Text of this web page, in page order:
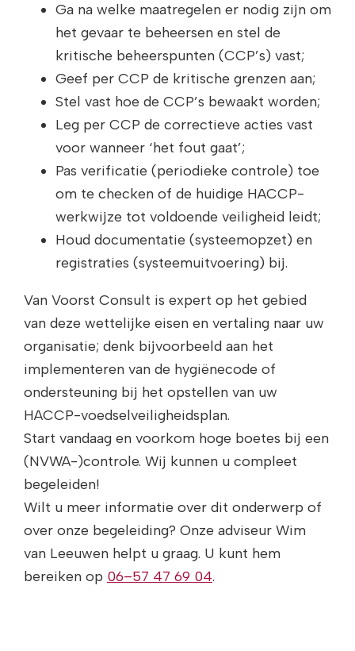
Ga na welke maatregelen er nodig zijn om
het gevaar te beheersen en stel de
kritische beheerspunten (CCP’s) vast;
Geef per CCP de kritische grenzen aan;
Stel vast hoe de CCP’s bewaakt worden;
Leg per CCP de correctieve acties vast
voor wanneer ‘het fout gaat’;
Pas verificatie (periodieke controle) toe
om te checken of de huidige HACCP-
werkwijze tot voldoende veiligheid leidt;
Houd documentatie (systeemopzet) en
registraties (systeemuitvoering) bij.
Van Voorst Consult is expert op het gebied
van deze wettelijke eisen en vertaling naar uw
organisatie; denk bijvoorbeeld aan het
implementeren van de hygiënecode of
ondersteuning bij het opstellen van uw
HACCP-voedselveiligheidsplan.
Start vandaag en voorkom hoge boetes bij een
(NVWA-)controle. Wij kunnen u compleet
begeleiden!
Wilt u meer informatie over dit onderwerp of
over onze begeleiding? Onze adviseur Wim
van Leeuwen helpt u graag. U kunt hem
bereiken op 06–57 47 69 04.